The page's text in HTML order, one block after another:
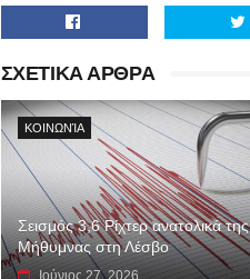
ΣΧΕΤΙΚΑ ΑΡΘΡΑ
ΚΟΙΝΩΝΊΑ
Σεισμός 3,6 Ρίχτερ ανατολικά της
Μήθυμνας στη Λέσβο
Ιούνιος 27, 2026